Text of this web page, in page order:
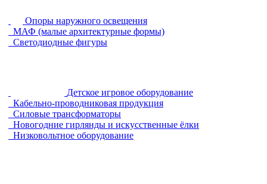
Опоры наружного освещения
МАФ (малые архитектурные формы)
Светодиодные фигуры
Детское игровое оборудование
Кабельно-проводниковая продукция
Силовые трансформаторы
Новогодние гирлянды и искусственные ёлки
Низковольтное оборудование